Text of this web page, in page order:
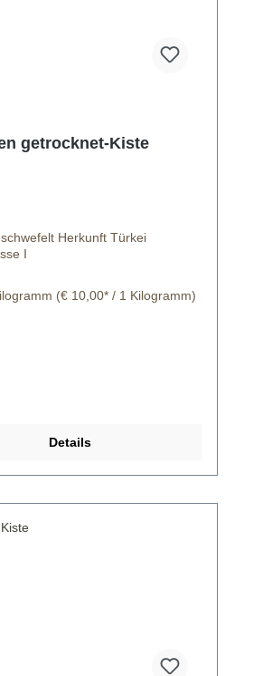
getrocknet-Kiste
Herkunft Türkei
I
(€ 10,00* / 1 Kilogramm)
Details